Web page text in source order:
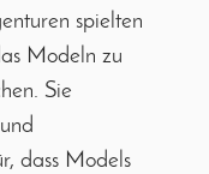
spielten
Modeln zu
Sie
dass Models